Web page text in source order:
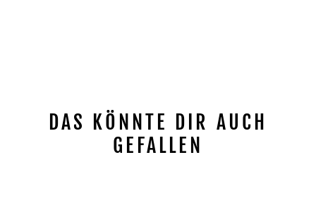
DAS KÖNNTE DIR AUCH
GEFALLEN